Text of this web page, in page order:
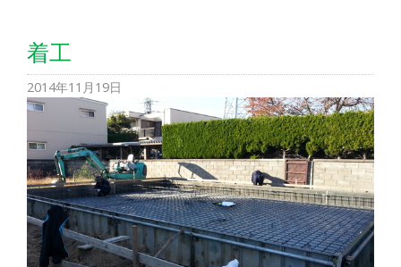
着工
2014年11月19日